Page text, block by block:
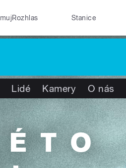
mujRozhlas Stanice
Lidé Kamery O nás